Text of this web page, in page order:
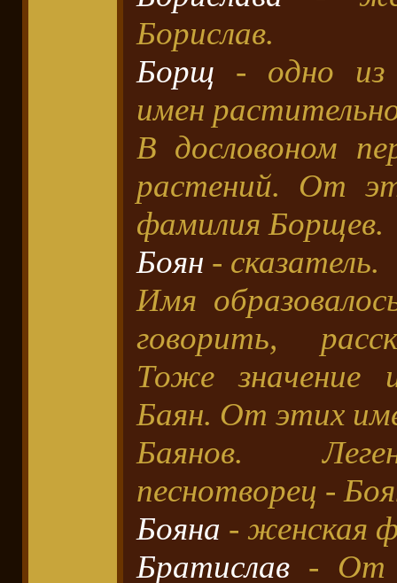
Борислав.
Борщ - одно из
имен
В дословоном
растений. От
фамилия Борщев.
Боян - сказатель.
Имя
говорить,
Тоже значение
Баян. От этих
Баянов.
песнотворец -
Бояна - женская
Братислав- От